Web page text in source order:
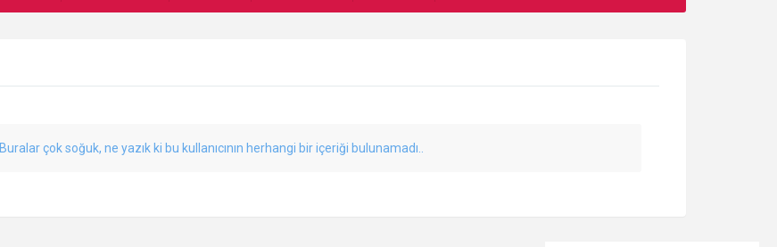
Buralar çok soğuk, ne yazık ki bu kullanıcının herhangi bir içeriği bulunamadı..